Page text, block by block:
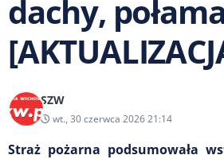
dachy,
SZW
wt., 30 czerwca 2026 21:14
Straż pożarna podsumowała